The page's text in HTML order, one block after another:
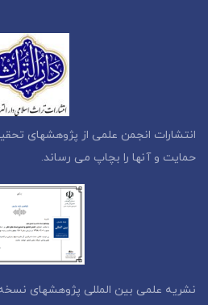
انتشارات انجمن علمی از پژوهشهای
حمایت و آنها را بچاپ می رساند.
نشریه علمی بین المللی پژوهشهای